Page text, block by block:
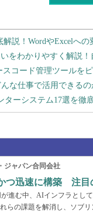
説！WordやExcelへ
いをわかりやすく解説
スコード管理ツールを
な仕事で活用できるの
ターシステム17選を
ジャパン合同会社
つ迅速に構築 注目
進む中、AIインフラとし
らの課題を解消し、ソブ